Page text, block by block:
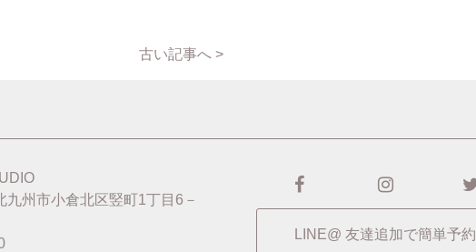
古い記事へ >
九州市小倉北区竪町1丁目6－
LINE@ 友達追加で簡単予約